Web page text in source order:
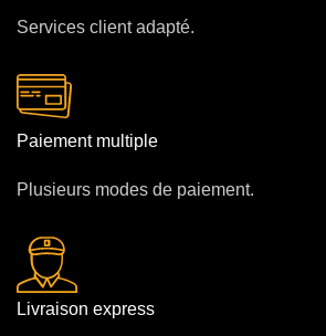
Services client adapté.
Paiement multiple
Plusieurs modes de paiement.
Livraison express